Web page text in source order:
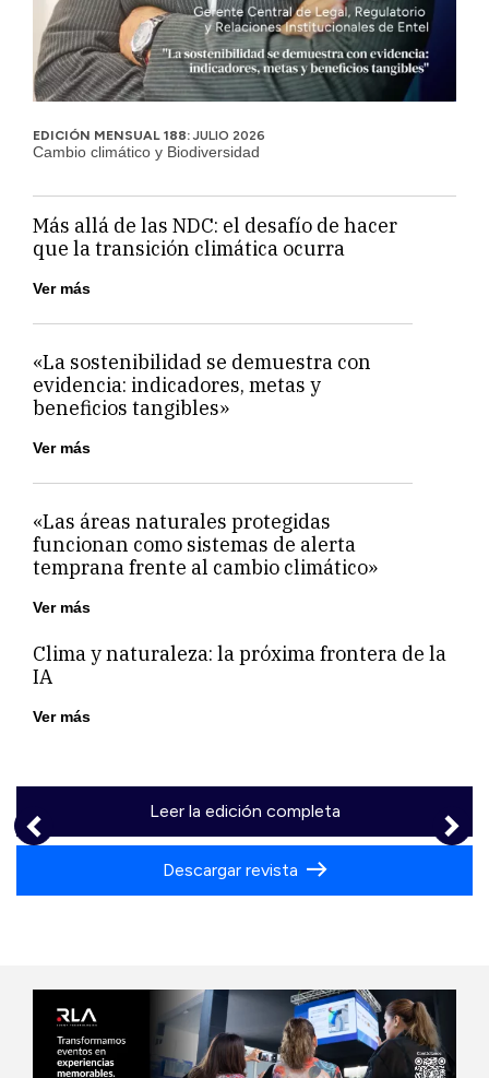
EDICIÓN MENSUAL 188:JULIO 2026
Cambio climático y Biodiversidad
Más allá de las NDC: el desafío de hacer
que la transición climática ocurra
Ver más
«La sostenibilidad se demuestra con
evidencia: indicadores, metas y
beneficios tangibles»
Ver más
«Las áreas naturales protegidas
funcionan como sistemas de alerta
temprana frente al cambio climático»
Ver más
Clima y naturaleza: la próxima frontera de la
IA
Ver más
Leer la edición completa
Descargar revista
‹ ›